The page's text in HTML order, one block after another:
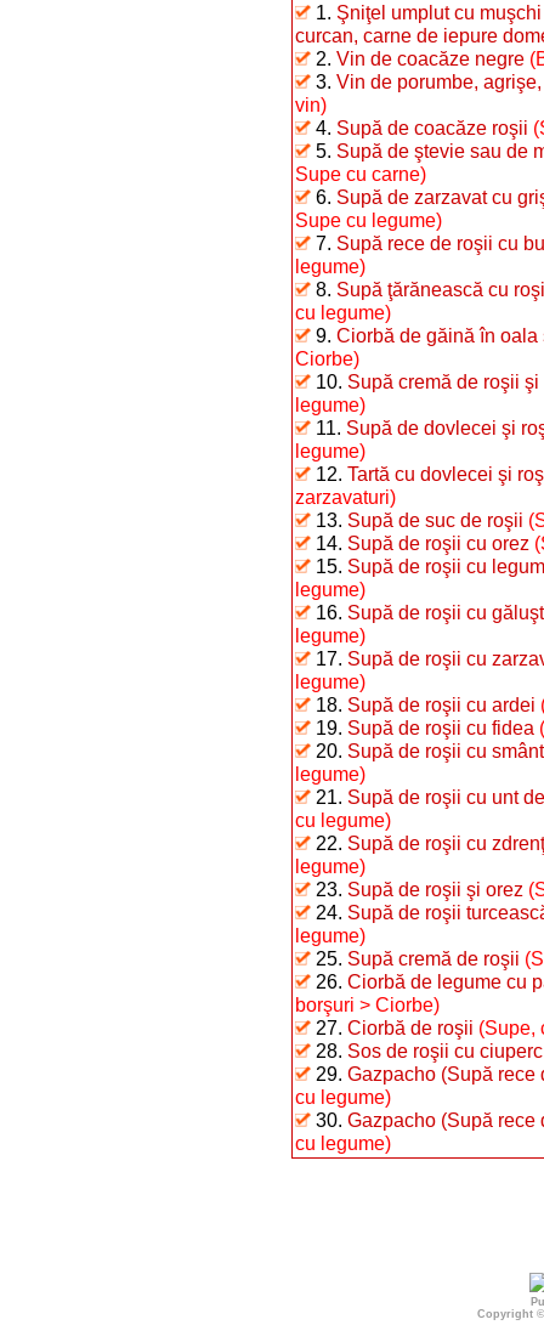
1. Şniţel umplut cu
curcan, carne de iepure
2. Vin de coacăze negre
3. Vin de porumbe,
vin)
4. Supă de coacăze roşii
5. Supă de ştevie sau de
Supe cu carne)
6. Supă de zarzavat cu
Supe cu legume)
7. Supă rece de roşii cu
legume)
8. Supă ţărănească cu
cu legume)
9. Ciorbă de găină în oala
Ciorbe)
10. Supă cremă de roşii şi
legume)
11. Supă de dovlecei şi
legume)
12. Tartă cu dovlecei şi
zarzavaturi)
13. Supă de suc de roşii
14. Supă de roşii cu orez
15. Supă de roşii cu
legume)
16. Supă de roşii cu
legume)
17. Supă de roşii cu
legume)
18. Supă de roşii cu ardei
19. Supă de roşii cu fidea
20. Supă de roşii cu
legume)
21. Supă de roşii cu unt
cu legume)
22. Supă de roşii cu
legume)
23. Supă de roşii şi orez
24. Supă de roşii
legume)
25. Supă cremă de roşii
26. Ciorbă de legume cu
borşuri > Ciorbe)
27. Ciorbă de roşii (Supe,
28. Sos de roşii cu
29. Gazpacho (Supă rece
cu legume)
30. Gazpacho (Supă rece
cu legume)
Copyright